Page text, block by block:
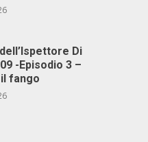
Di
-Episodio 3 –
fango